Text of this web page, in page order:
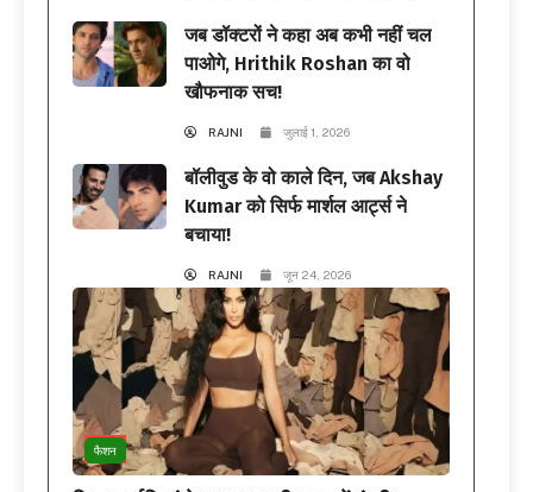
जब डॉक्टरों ने कहा अब कभी नहीं चल
पाओगे, Hrithik Roshan का वो
खौफनाक सच!
RAJNI जुलाई 1, 2026
बॉलीवुड के वो काले दिन, जब Akshay
Kumar को सिर्फ मार्शल आर्ट्स ने
बचाया!
RAJNI जून 24, 2026
फैशन